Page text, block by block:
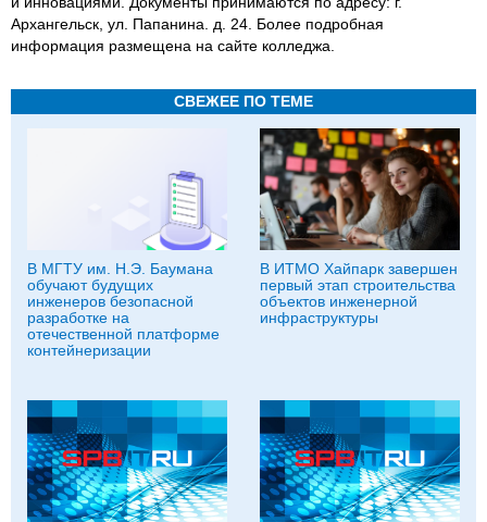
Архангельск, ул. Папанина. д. 24. Более подробная
информация размещена на сайте колледжа.
СВЕЖЕЕ ПО ТЕМЕ
В МГТУ им. Н.Э. Баумана
обучают будущих
инженеров безопасной
разработке на
отечественной платформе
контейнеризации
В ИТМО Хайпарк завершен
первый этап строительства
объектов инженерной
инфраструктуры